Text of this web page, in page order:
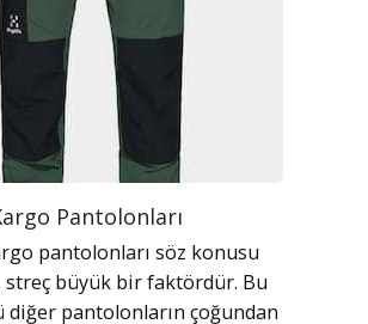
Pantolonları
pantolonları söz konusu
streç büyük bir faktördür. Bu
diğer pantolonların çoğundan